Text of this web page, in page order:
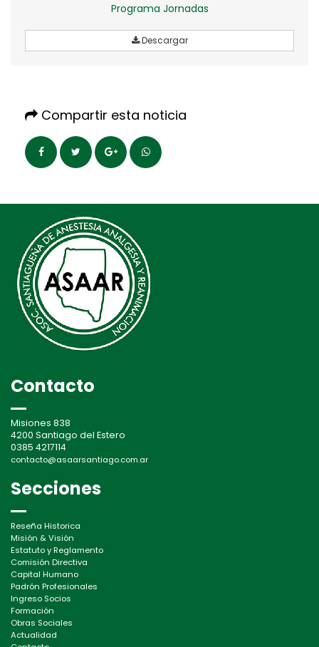
Programa Jornadas
Descargar
Compartir esta noticia
Contacto
Misiones 838
4200 Santiago del Estero
0385 4217114
contacto@asaarsantiago.com.ar
Secciones
Reseña Historica
Misión & Visión
Estatuto y Reglamento
Comisión Directiva
Capital Humano
Padrón Profesionales
Ingreso Socios
Formación
Obras Sociales
Actualidad